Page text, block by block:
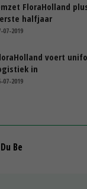
FloraHolland
halfjaar
07-2019
voert
in
07-2019
Be